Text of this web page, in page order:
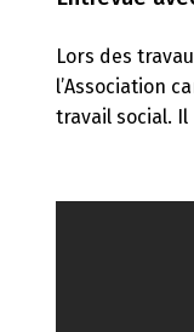
Lors des
l’Association
travail social.